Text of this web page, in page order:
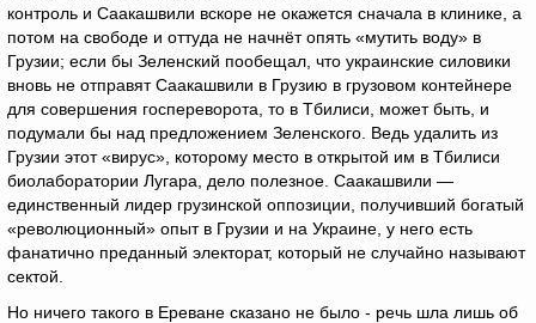
контроль и Саакашвили вскоре не окажется сначала в клинике, а
потом на свободе и оттуда не начнёт опять «мутить воду» в
Грузии; если бы Зеленский пообещал, что украинские силовики
вновь не отправят Саакашвили в Грузию в грузовом контейнере
для совершения госпереворота, то в Тбилиси, может быть, и
подумали бы над предложением Зеленского. Ведь удалить из
Грузии этот «вирус», которому место в открытой им в Тбилиси
биолаборатории Лугара, дело полезное. Саакашвили —
единственный лидер грузинской оппозиции, получивший богатый
«революционный» опыт в Грузии и на Украине, у него есть
фанатично преданный электорат, который не случайно называют
сектой.
Но ничего такого в Ереване сказано не было - речь шла лишь об